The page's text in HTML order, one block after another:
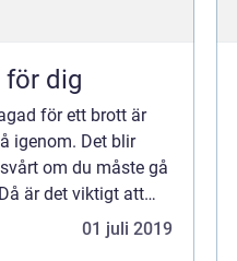
dig
för ett brott är
igenom. Det blir
om du måste gå
är det viktigt att
01 juli 2019